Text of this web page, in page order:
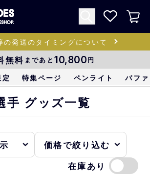
の発送のタイミングについて
無料 まであと 10,800円
特集ページ ペンライト バフ
手 グッズ一覧
在庫あり